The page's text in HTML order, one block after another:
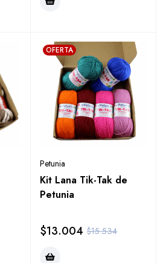
OFERTA
Petunia
Kit Lana Tik-Tak de
Petunia
$15.534
$13.004